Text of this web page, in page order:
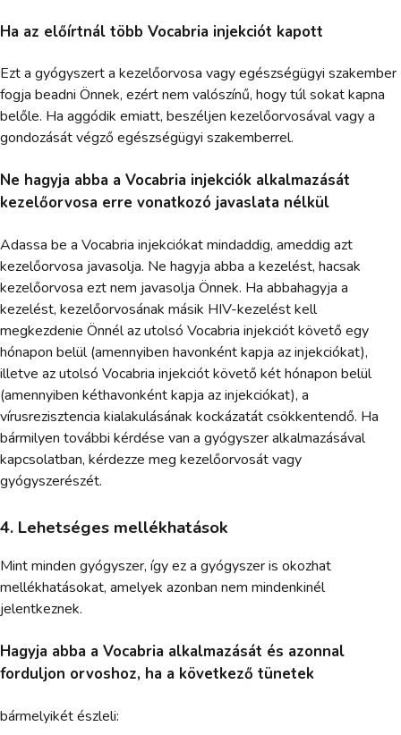
Ha az előírtnál több Vocabria injekciót kapott
Ezt a gyógyszert a kezelőorvosa vagy egészségügyi szakember
fogja beadni Önnek, ezért nem valószínű, hogy túl sokat kapna
belőle. Ha aggódik emiatt, beszéljen kezelőorvosával vagy a
gondozását végző egészségügyi szakemberrel.
Ne hagyja abba a Vocabria injekciók alkalmazását
kezelőorvosa erre vonatkozó javaslata nélkül
Adassa be a Vocabria injekciókat mindaddig, ameddig azt
kezelőorvosa javasolja. Ne hagyja abba a kezelést, hacsak
kezelőorvosa ezt nem javasolja Önnek. Ha abbahagyja a
kezelést, kezelőorvosának másik HIV-kezelést kell
megkezdenie Önnél az utolsó Vocabria injekciót követő egy
hónapon belül (amennyiben havonként kapja az injekciókat),
illetve az utolsó Vocabria injekciót követő két hónapon belül
(amennyiben kéthavonként kapja az injekciókat), a
vírusrezisztencia kialakulásának kockázatát csökkentendő. Ha
bármilyen további kérdése van a gyógyszer alkalmazásával
kapcsolatban, kérdezze meg kezelőorvosát vagy
gyógyszerészét.
4. Lehetséges mellékhatások
Mint minden gyógyszer, így ez a gyógyszer is okozhat
mellékhatásokat, amelyek azonban nem mindenkinél
jelentkeznek.
Hagyja abba a Vocabria alkalmazását és azonnal
forduljon orvoshoz, ha a következő tünetek
bármelyikét észleli: